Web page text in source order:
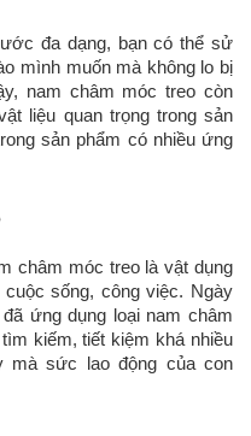
đa dạng, bạn có thể sử
mình muốn mà không lo bị
nam châm móc treo còn
liệu quan trọng trong sản
sản phẩm có nhiều ứng
châm móc treo là vật dụng
sống, công việc. Ngày
ứng dụng loại nam châm
kiếm, tiết kiệm khá nhiều
mà sức lao động của con